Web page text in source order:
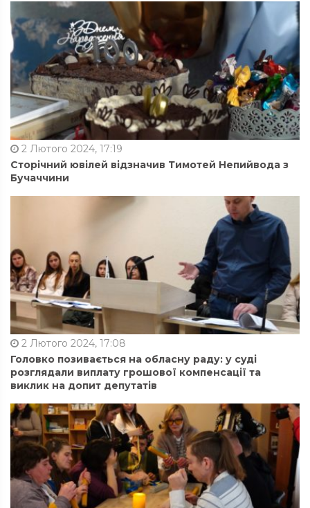
2 Лютого 2024, 17:19
Сторічний ювілей відзначив Тимотей Непийвода з
Бучаччини
2 Лютого 2024, 17:08
Головко позивається на обласну раду: у суді
розглядали виплату грошової компенсації та
виклик на допит депутатів